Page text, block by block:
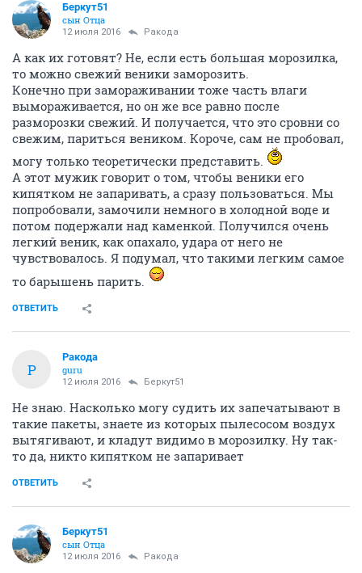
Беркут51
сын Отца
12 июля 2016 Ракода
А как их готовят? Не, если есть большая морозилка,
то можно свежий веники заморозить.
Конечно при замораживании тоже часть влаги
вымораживается, но он же все равно после
разморозки свежий. И получается, что это сровни со
свежим, париться веником. Короче, сам не пробовал,
могу только теоретически представить.
А этот мужик говорит о том, чтобы веники его
кипятком не запаривать, а сразу пользоваться. Мы
попробовали, замочили немного в холодной воде и
потом подержали над каменкой. Получился очень
легкий веник, как опахало, удара от него не
чувствовалось. Я подумал, что такими легким самое
то барышень парить.
ОТВЕТИТЬ
Р
Ракода
guru
12 июля 2016 Беркут51
Не знаю. Насколько могу судить их запечатывают в
такие пакеты, знаете из которых пылесосом воздух
вытягивают, и кладут видимо в морозилку. Ну так-
то да, никто кипятком не запаривает
ОТВЕТИТЬ
Беркут51
сын Отца
12 июля 2016 Ракода